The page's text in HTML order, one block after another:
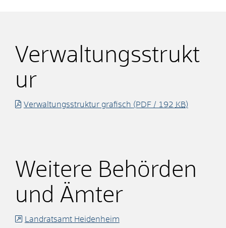
Verwaltungsstrukt
ur
Verwaltungsstruktur grafisch (PDF / 192 KB)
Weitere Behörden
und Ämter
Landratsamt Heidenheim